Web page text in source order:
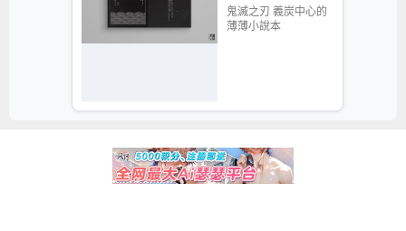
鬼滅之刃 義炭中心的
薄薄小說本